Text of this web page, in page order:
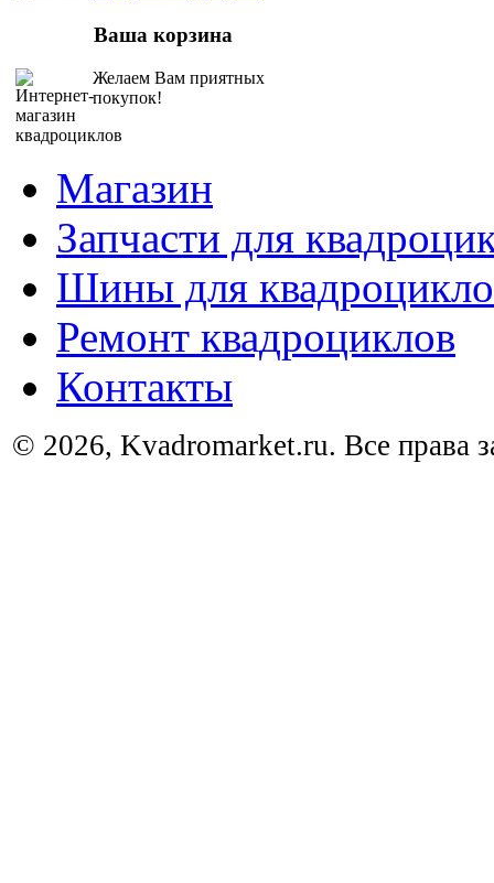
Ваша корзина
Желаем Вам приятных
покупок!
Магазин
Запчасти для
Шины для
Ремонт квадроциклов
Контакты
© 2026, Kvadromarket.ru. Все права